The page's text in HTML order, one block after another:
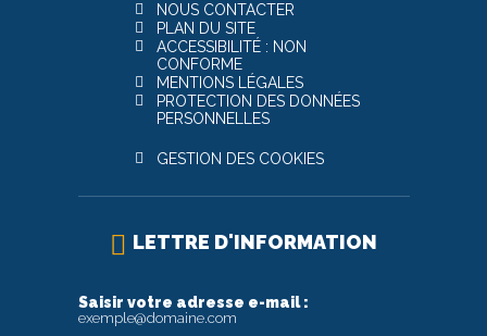
NOUS CONTACTER
PLAN DU SITE
ACCESSIBILITÉ : NON
CONFORME
MENTIONS LÉGALES
PROTECTION DES DONNÉES
PERSONNELLES
GESTION DES COOKIES
LETTRE D'INFORMATION
Saisir votre adresse e-mail :
exemple@domaine.com